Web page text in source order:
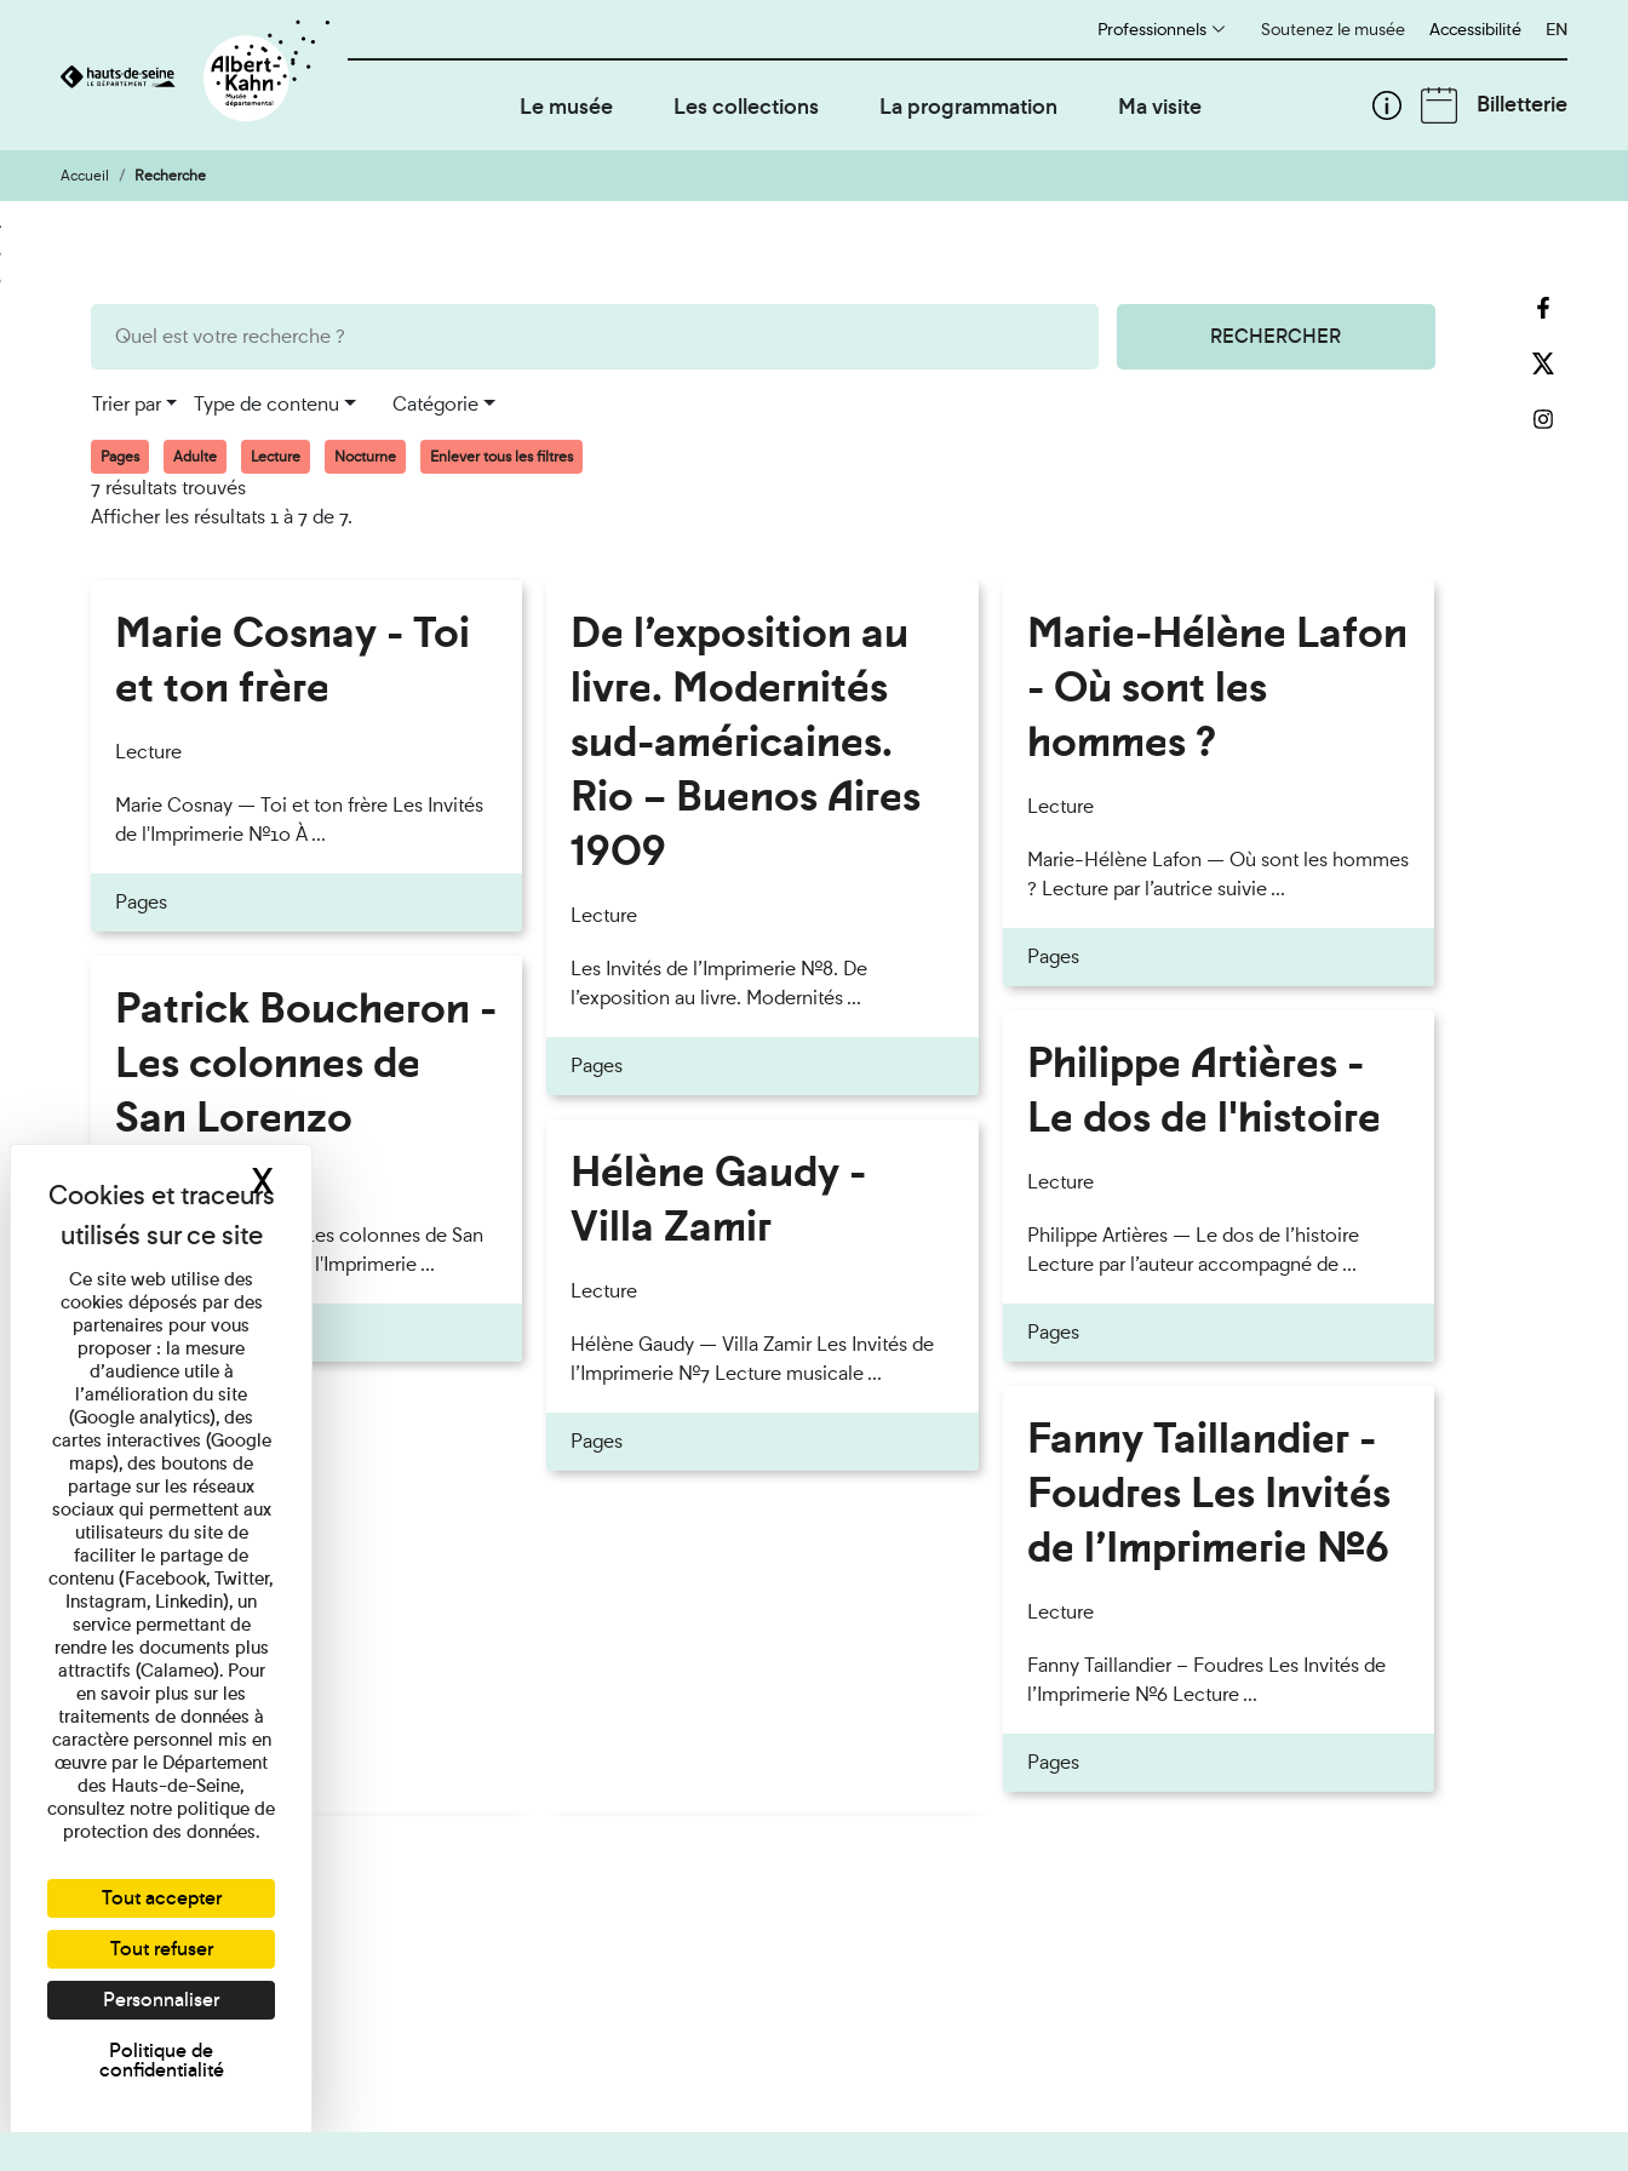
Aller
au
contenu
Aller
à
la
Soutenez le musée
Professionnels Accessibilité English
EN
Le musée Les collections La programmation Ma visite Billetterie
Accueil Recherche
RECHERCHER
Trier par Type de contenu Catégorie
Pages Adulte Lecture Nocturne Enlever tous les filtres
7 résultats trouvés
Afficher les résultats 1 à 7 de 7.
Marie Cosnay - Toi
et ton frère
Lecture
Marie Cosnay — Toi et ton frère Les Invités
de l'Imprimerie n°10 À ...
Pages
Patrick Boucheron -
Les colonnes de
San Lorenzo
Lecture
Patrick Boucheron — Les colonnes de San
Lorenzo Les Invités de l'Imprimerie ...
Pages
De l’exposition au
livre. Modernités
sud-américaines.
Rio – Buenos Aires
1909
Lecture
Les Invités de l’Imprimerie n°8. De
l’exposition au livre. Modernités ...
Pages
Hélène Gaudy -
Villa Zamir
Lecture
Hélène Gaudy — Villa Zamir Les Invités de
l’Imprimerie n°7 Lecture musicale ...
Pages
Marie-Hélène Lafon
- Où sont les
hommes ?
Lecture
Marie-Hélène Lafon — Où sont les hommes
? Lecture par l’autrice suivie ...
Pages
Philippe Artières -
Le dos de l'histoire
Lecture
Philippe Artières — Le dos de l’histoire
Lecture par l’auteur accompagné de ...
Pages
Fanny Taillandier -
Foudres Les Invités
de l’Imprimerie n°6
Lecture
Fanny Taillandier – Foudres Les Invités de
l’Imprimerie n°6 Lecture ...
Pages
Ce site web utilise des
cookies déposés par des
partenaires pour vous
proposer : la mesure
d’audience utile à
l’amélioration du site
(Google analytics), des
cartes interactives (Google
maps), des boutons de
partage sur les réseaux
sociaux qui permettent aux
utilisateurs du site de
faciliter le partage de
contenu (Facebook, Twitter,
Instagram, Linkedin), un
service permettant de
rendre les documents plus
attractifs (Calameo). Pour
en savoir plus sur les
traitements de données à
caractère personnel mis en
œuvre par le Département
des Hauts-de-Seine,
consultez notre politique de
protection des données.
Tout accepter
Tout refuser
Personnaliser
Politique de
confidentialité
XMasquer le bandeau des cookies